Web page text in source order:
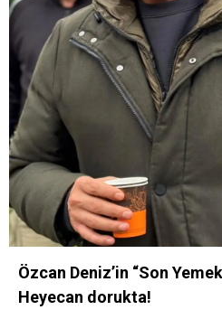
Özcan Deniz’in “Son
Heyecan dorukta!